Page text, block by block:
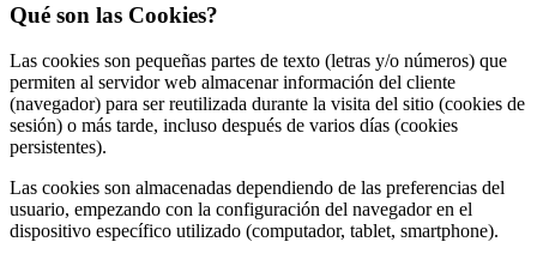
Qué son las Cookies?
Las cookies son pequeñas partes de texto (letras y/o números) que
permiten al servidor web almacenar información del cliente
(navegador) para ser reutilizada durante la visita del sitio (cookies de
sesión) o más tarde, incluso después de varios días (cookies
persistentes).
Las cookies son almacenadas dependiendo de las preferencias del
usuario, empezando con la configuración del navegador en el
dispositivo específico utilizado (computador, tablet, smartphone).